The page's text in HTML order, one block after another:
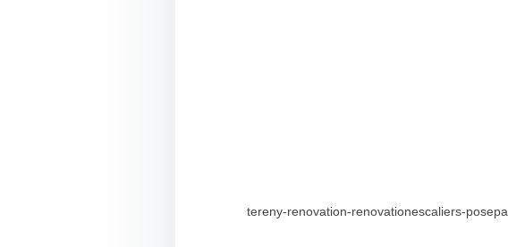
tereny-renovation-renovationescaliers-